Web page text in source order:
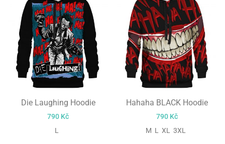
Die Laughing Hoodie
790 Kč
L
Hahaha BLACK Hoodie
790 Kč
M L XL 3XL